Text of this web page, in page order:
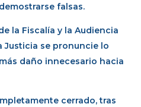
falsas.
la Fiscalía y la Audiencia
Justicia se pronuncie lo
daño innecesario hacia
cerrado, tras